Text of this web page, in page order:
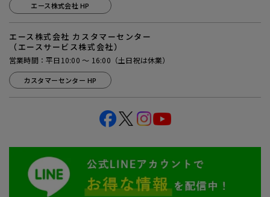
エース株式会社 HP
エース株式会社 カスタマーセンター
（エースサービス株式会社）
営業時間：平日10:00 ～ 16:00（土日祝は休業）
カスタマーセンター HP